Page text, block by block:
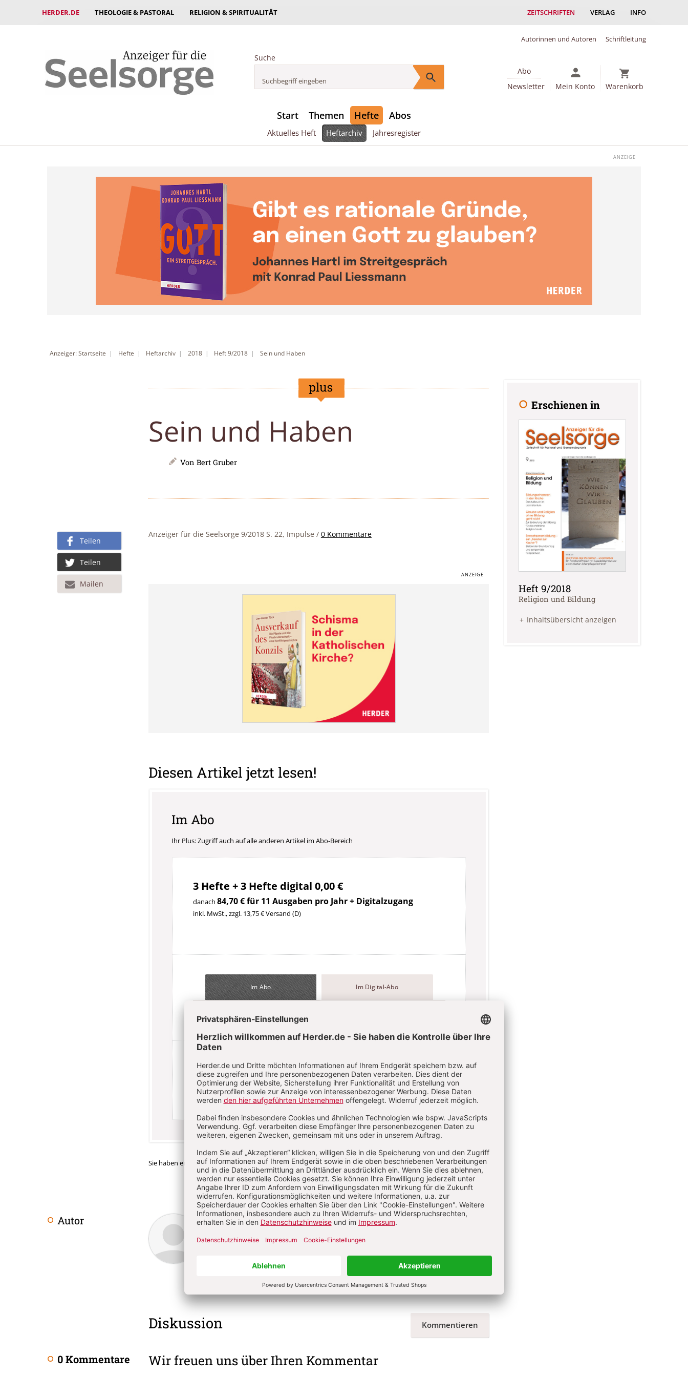
HERDER.DE THEOLOGIE & PASTORAL RELIGION & SPIRITUALITÄT ZEITSCHRIFTEN VERLAG INFO
Autorinnen und Autoren Schriftleitung
Suche
Abo
Newsletter
Mein Konto Warenkorb
Start Themen Hefte Abos
Aktuelles Heft Heftarchiv Jahresregister
Anzeiger: Startseite Hefte Heftarchiv 2018 Heft 9/2018 Sein und Haben
Sein und Haben
Von Bert Gruber
Anzeiger für die Seelsorge 9/2018 S. 22, Impulse / 0 Kommentare
Diesen Artikel jetzt lesen!
Im Abo
Ihr Plus: Zugriff auch auf alle anderen Artikel im Abo-Bereich
3 Hefte + 3 Hefte digital 0,00 €
danach 84,70 € für 11 Ausgaben pro Jahr + Digitalzugang
inkl. MwSt., zzgl. 13,75 € Versand (D)
Im Abo Im Digital-Abo
Abo testen
Sie haben ein Abonnement?Anmelden
Teilen
Teilen
Mailen
Überschrift
Autor Bert Gruber
geb. 1945, Dr. theol., 1976 Priesterweihe im Aachener Dom durch Bischof Klaus Hemmerle.
Rundfunkbeauftragter des Bistums Aachen. Hörfunk- und Fernsehbeauftragter der NRW-
Bischöfe beim Westdeutschen Rundfunk in Köln.
Erschienen in
Heft 9/2018
:
Religion und Bildung
Inhaltsübersicht anzeigen
Diskussion Kommentieren
0 Kommentare Wir freuen uns über Ihren Kommentar